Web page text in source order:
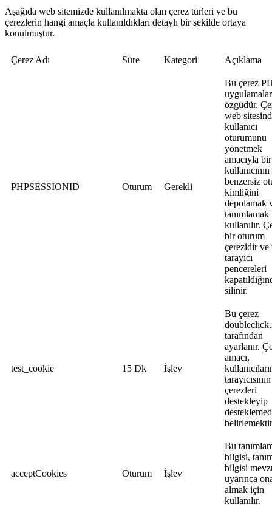
Aşağıda web sitemizde kullanılmakta olan çerez türleri ve bu
çerezlerin hangi amaçla kullanıldıkları detaylı bir şekilde ortaya
konulmuştur.
Çerez Adı Süre Kategori Açıklama
PHPSESSIONID Oturum Gerekli
Bu çerez
özgüdür.
web
kullanıcı
oturumunu
yönetmek
amacıyla bir
kullanıcının
benzersiz
kimliğini
depolamak
kullanılır.
bir oturum
çerezidir ve
tarayıcı
pencereleri
silinir.
test_cookie 15 Dk İşlev
Bu çerez
tarafından
ayarlanır.
amacı,
tarayıcısının
çerezleri
destekleyip
acceptCookies Oturum İşlev
Bu
bilgisi,
bilgisi
uyarınca
almak için
kullanılır.